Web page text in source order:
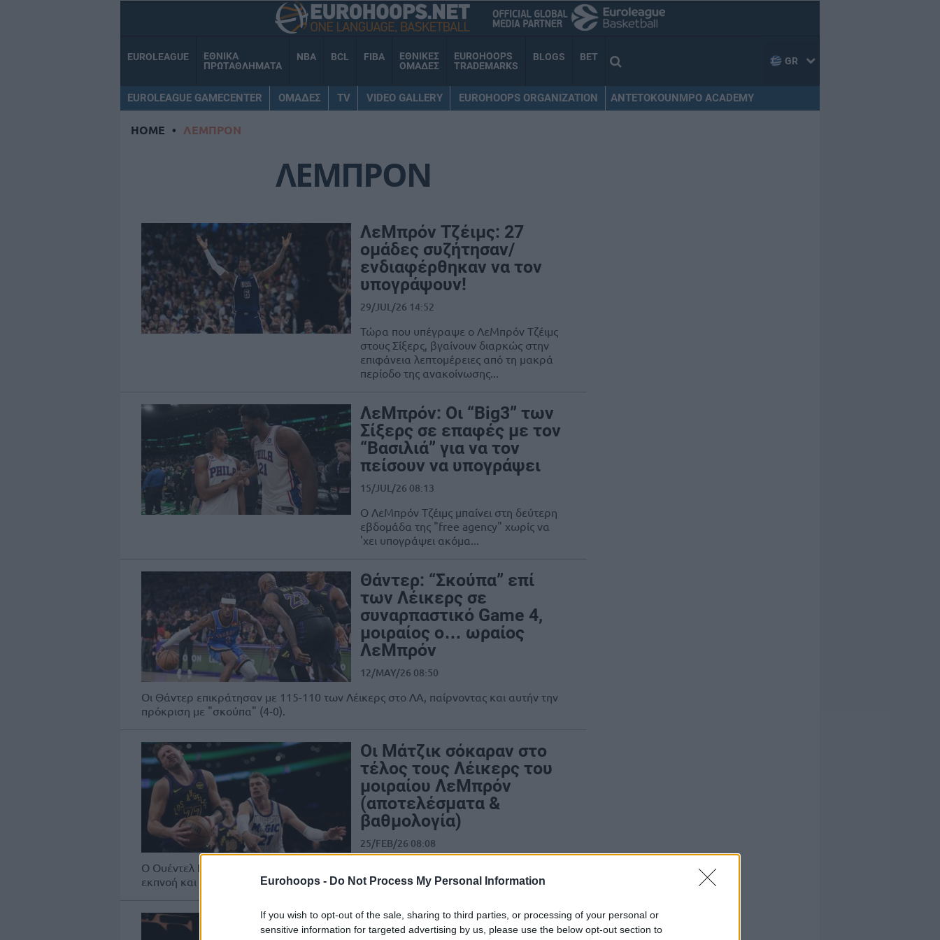
Eurohoops - Do Not Process My Personal Information
If you wish to opt-out of the sale, sharing to third parties, or processing of your personal or
sensitive information for targeted advertising by us, please use the below opt-out section to
EUROLEAGUE
ΕΘΝΙΚΑ
ΠΡΩΤΑΘΛΗΜΑΤΑ
NBA BCL FIBA
ΕΘΝΙΚΕΣ
ΟΜΑΔΕΣ
EUROHOOPS
TRADEMARKS
BLOGS BET GR
EUROLEAGUE GAMECENTER ΟΜΑΔΕΣ TV VIDEO GALLERY EUROHOOPS ORGANIZATION ANTETOKOUNMPO ACADEMY
HOME • ΛΕΜΠΡΟΝ
ΛΕΜΠΡΟΝ
ΛεΜπρόν Τζέιμς: 27
ομάδες συζήτησαν/
ενδιαφέρθηκαν να τον
υπογράψουν!
29/JUL/26 14:52
Τώρα που υπέγραψε ο ΛεΜπρόν Τζέιμς
στους Σίξερς, βγαίνουν διαρκώς στην
επιφάνεια λεπτομέρειες από τη μακρά
περίοδο της ανακοίνωσης...
ΛεΜπρόν: Οι “Big3” των
Σίξερς σε επαφές με τον
“Βασιλιά” για να τον
πείσουν να υπογράψει
15/JUL/26 08:13
Ο ΛεΜπρόν Τζέιμς μπαίνει στη δεύτερη
εβδομάδα της "free agency" χωρίς να
'χει υπογράψει ακόμα...
Θάντερ: “Σκούπα” επί
των Λέικερς σε
συναρπαστικό Game 4,
μοιραίος ο… ωραίος
ΛεΜπρόν
12/MAY/26 08:50
Οι Θάντερ επικράτησαν με 115-110 των Λέικερς στο ΛΑ, παίρνοντας και αυτήν την
πρόκριση με "σκούπα" (4-0).
Οι Μάτζικ σόκαραν στο
τέλος τους Λέικερς του
μοιραίου ΛεΜπρόν
(αποτελέσματα &
βαθμολογία)
25/FEB/26 08:08
Ο Ουέντελ Κάρτερ τζ. έβαλε το καθοριστικό καλάθι, ο ΛεΜπρόν αστόχησε στην
εκπνοή και οι Μάτζικ έφυγαν νικητές από...
Λέικερς: Τρομεροί